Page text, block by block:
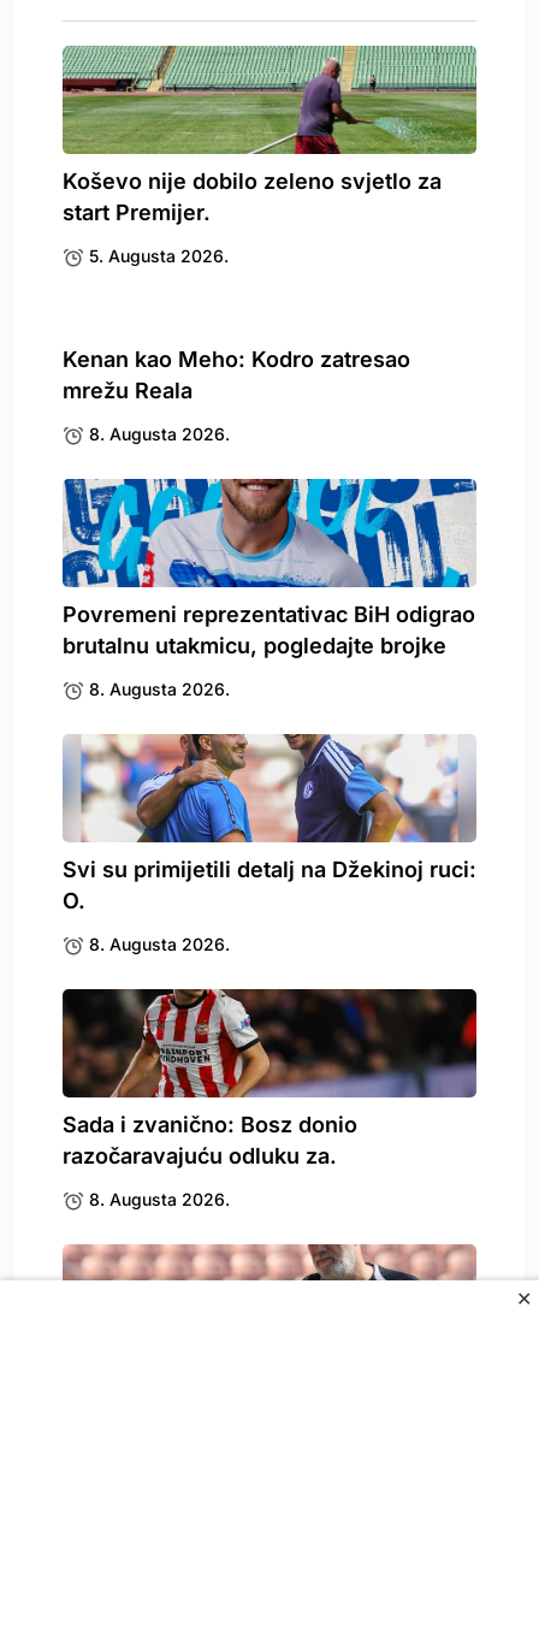
✕
Koševo nije dobilo zeleno svjetlo za
start Premijer.
5. Augusta 2026.
Kenan kao Meho: Kodro zatresao
mrežu Reala
8. Augusta 2026.
Povremeni reprezentativac BiH odigrao
brutalnu utakmicu, pogledajte brojke
8. Augusta 2026.
Svi su primijetili detalj na Džekinoj ruci:
O.
8. Augusta 2026.
Sada i zvanično: Bosz donio
razočaravajuću odluku za.
8. Augusta 2026.